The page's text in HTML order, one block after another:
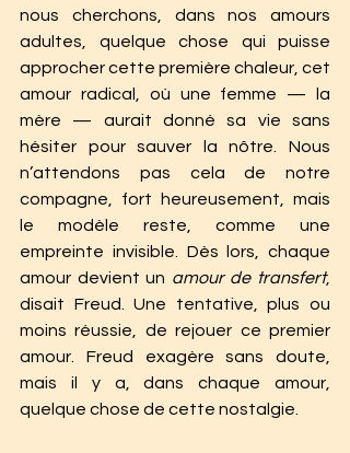
nous cherchons, dans nos amours
adultes, quelque chose qui puisse
approcher cette première chaleur, cet
amour radical, où une femme — la
mère — aurait donné sa vie sans
hésiter pour sauver la nôtre. Nous
n’attendons pas cela de notre
compagne, fort heureusement, mais
le modèle reste, comme une
empreinte invisible. Dès lors, chaque
amour devient un amour de transfert,
disait Freud. Une tentative, plus ou
moins réussie, de rejouer ce premier
amour. Freud exagère sans doute,
mais il y a, dans chaque amour,
quelque chose de cette nostalgie.